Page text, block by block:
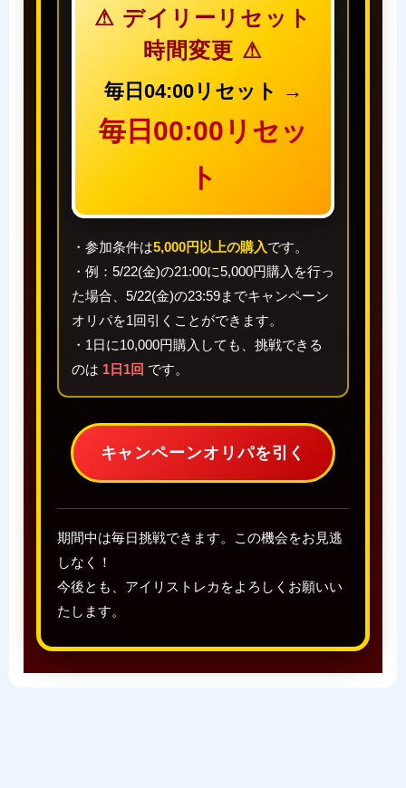
⚠ デイリーリセット
時間変更 ⚠
毎日04:00リセット →
毎日00:00リセッ
ト
・参加条件は5,000円以上の購入です。
・例：5/22(金)の21:00に5,000円購入を行っ
た場合、5/22(金)の23:59までキャンペーン
オリパを1回引くことができます。
・1日に10,000円購入しても、挑戦できる
のは 1日1回 です。
キャンペーンオリパを引く
期間中は毎日挑戦できます。この機会をお見逃
しなく！
今後とも、アイリストレカをよろしくお願いい
たします。